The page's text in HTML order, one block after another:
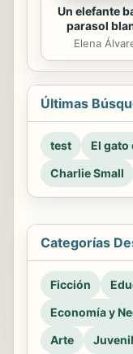
Un elefante
parasol
Elena
Últimas
test El gato
Charlie Small
Categorías
Ficción
Economía y
Arte